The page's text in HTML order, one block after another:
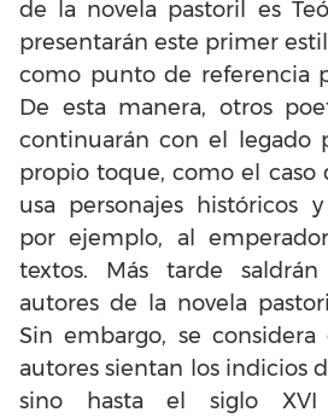
de la novela pastoril es
presentarán este primer
como punto de referencia
De esta manera, otros
continuarán con el legado
propio toque, como el caso
usa personajes históricos
por ejemplo, al
textos. Más tarde
autores de la novela
Sin embargo, se
autores sientan los indicios
sino hasta el siglo XVI